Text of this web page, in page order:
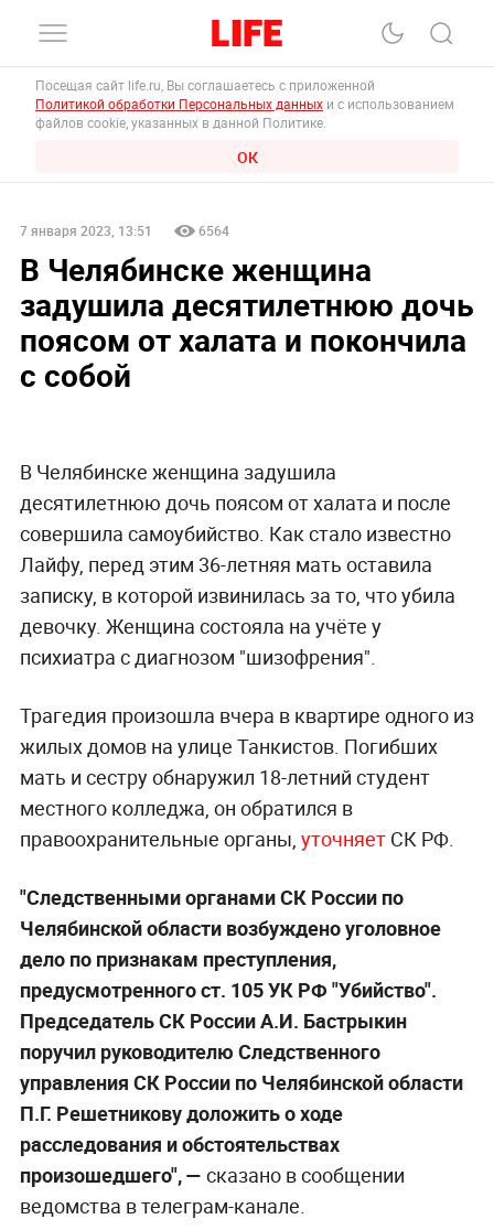
Посещая сайт life.ru, Вы соглашаетесь с приложенной
Политикой обработки Персональных данных и с использованием
файлов cookie, указанных в данной Политике.
ОК
7 января 2023, 13:51 6564
В Челябинске женщина
задушила десятилетнюю дочь
поясом от халата и покончила
с собой
В Челябинске женщина задушила
десятилетнюю дочь поясом от халата и после
совершила самоубийство. Как стало известно
Лайфу, перед этим 36-летняя мать оставила
записку, в которой извинилась за то, что убила
девочку. Женщина состояла на учёте у
психиатра с диагнозом "шизофрения".
Трагедия произошла вчера в квартире одного из
жилых домов на улице Танкистов. Погибших
мать и сестру обнаружил 18-летний студент
местного колледжа, он обратился в
правоохранительные органы, уточняет СК РФ.
"Следственными органами СК России по
Челябинской области возбуждено уголовное
дело по признакам преступления,
предусмотренного ст. 105 УК РФ "Убийство".
Председатель СК России А.И. Бастрыкин
поручил руководителю Следственного
управления СК России по Челябинской области
П.Г. Решетникову доложить о ходе
расследования и обстоятельствах
произошедшего", — сказано в сообщении
ведомства в телеграм-канале.